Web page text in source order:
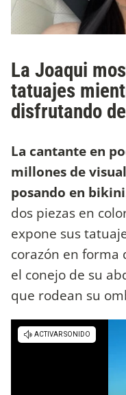
La Joaqui
tatuajes
disfrutando
La cantante en
millones de
posando en bikini
dos piezas en
expone sus
corazón en forma
el conejo de su
que rodean su